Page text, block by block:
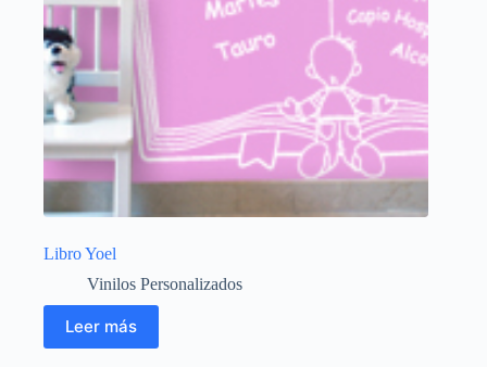
Libro Yoel
Vinilos Personalizados
Leer más